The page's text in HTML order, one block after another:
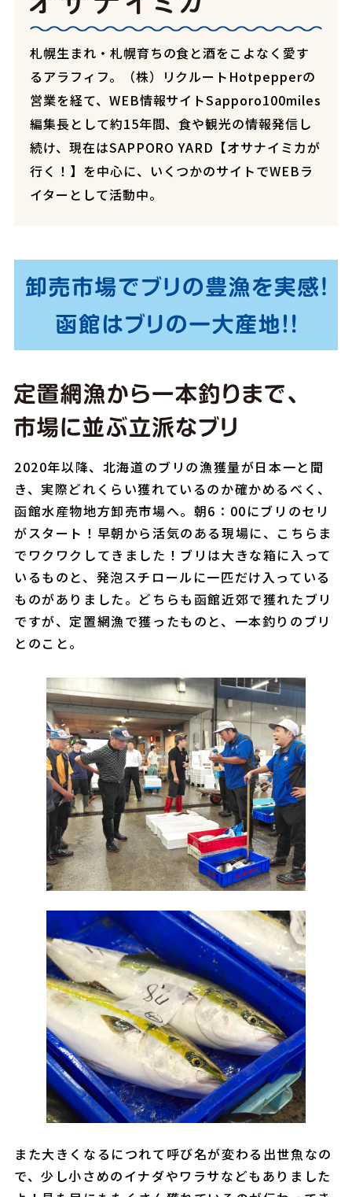
札幌生まれ・札幌育ちの食と酒をこよなく愛す
るアラフィフ。（株）リクルートHotpepperの
営業を経て、WEB情報サイトSapporo100miles
編集長として約15年間、食や観光の情報発信し
続け、現在はSAPPORO YARD【オサナイミカが
行く！】を中心に、いくつかのサイトでWEBラ
イターとして活動中。
2020年以降、北海道のブリの漁獲量が日本一と聞
き、実際どれくらい獲れているのか確かめるべく、
函館水産物地方卸売市場へ。朝6：00にブリのセリ
がスタート！早朝から活気のある現場に、こちらま
でワクワクしてきました！ブリは大きな箱に入って
いるものと、発泡スチロールに一匹だけ入っている
ものがありました。どちらも函館近郊で獲れたブリ
ですが、定置網漁で獲ったものと、一本釣りのブリ
とのこと。
また大きくなるにつれて呼び名が変わる出世魚なの
で、少し小さめのイナダやワラサなどもありました